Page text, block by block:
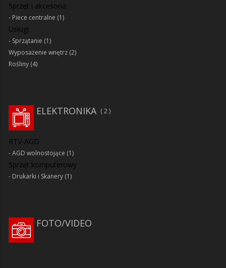
Sprzęt i akcesoria
Piece centralne (1)
Usługi
Sprzątanie (1)
Wyposażenie wnętrz (2)
Rośliny (4)
2
ELEKTRONIKA
RTV-AGD
AGD wolnostojące (1)
Sprzęt komputerowy
Drukarki i Skanery (1)
FOTO/VIDEO